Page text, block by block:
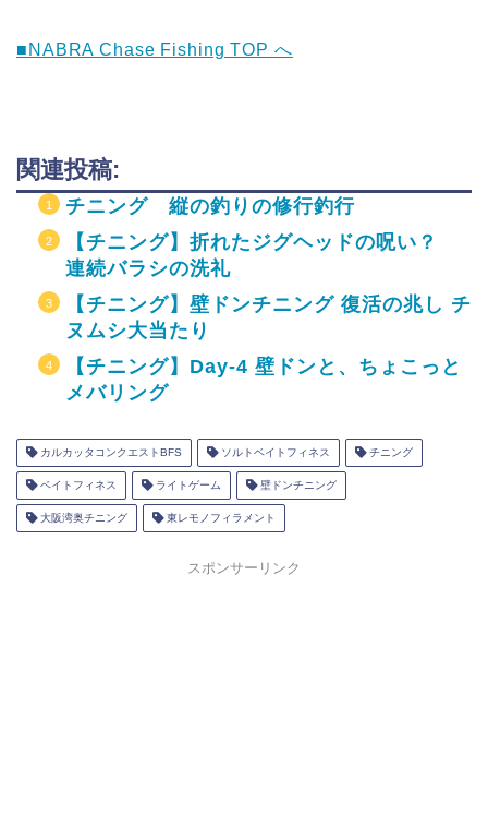
■NABRA Chase Fishing TOP へ
関連投稿:
チニング 縦の釣りの修行釣行
【チニング】折れたジグヘッドの呪い？
連続バラシの洗礼
【チニング】壁ドンチニング 復活の兆し チ
ヌムシ大当たり
【チニング】Day-4 壁ドンと、ちょこっと
メバリング
カルカッタコンクエストBFS ソルトベイトフィネス チニング
ベイトフィネス ライトゲーム 壁ドンチニング
大阪湾奥チニング 東レモノフィラメント
スポンサーリンク